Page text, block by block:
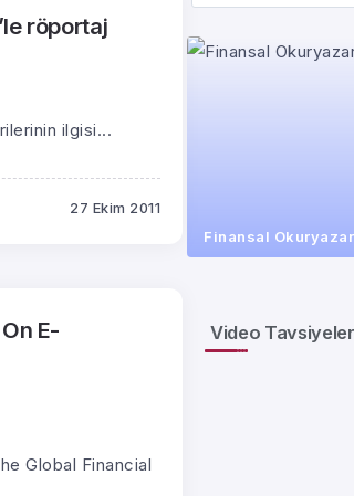
röportaj
ilgisi...
27 Ekim 2011
E-
Global Financial
Finansal
Video